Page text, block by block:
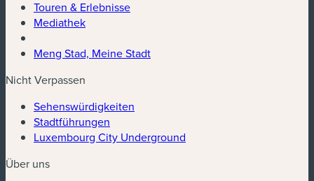
Touren & Erlebnisse
Mediathek
Meng Stad, Meine Stadt
Nicht Verpassen
Sehenswürdigkeiten
Stadtführungen
Luxembourg City Underground
Über uns